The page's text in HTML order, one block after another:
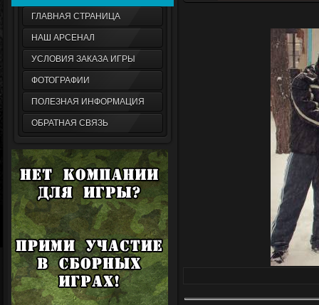
ГЛАВНАЯ СТРАНИЦА
НАШ АРСЕНАЛ
УСЛОВИЯ ЗАКАЗА ИГРЫ
ФОТОГРАФИИ
ПОЛЕЗНАЯ ИНФОРМАЦИЯ
ОБРАТНАЯ СВЯЗЬ